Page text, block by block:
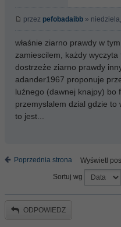
przez pefobadaibb »
właśnie ziarno prawdy w
zamiescilem, każdy wyczyta
dostrzeże ziarno prawdy
adander1967 proponuje
luźnego (dawnej knajpy) bo
przemyslalem dzial gdzie to
to jest...
Poprzednia strona
Wyświetl
Sortuj wg
ODPOWIEDZ